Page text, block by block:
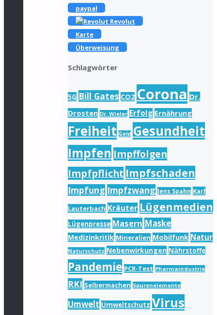
paypal
Revolut
Karte
Überweisung
Schlagwörter
5G Bill Gates CO2 Corona Dr.
Drosten Dr. Wieler Erfolg Ernährung
Freiheit Geld Gesundheit
Impfen Impffolgen
Impfpflicht Impfschaden
Impfung Impfzwang Jens Spahn Karl
Lauterbach Kräuter Lügenmedien
Lügenpresse Masern Maske
Medizinkritik Mineralien Mobilfunk Natur
Naturschutz Nebenwirkungen Nährstoffe
Pandemie PCR-Test Pharmaindustrie
RKI Selbermachen Spurenelemente
Umwelt Umweltschutz Virus